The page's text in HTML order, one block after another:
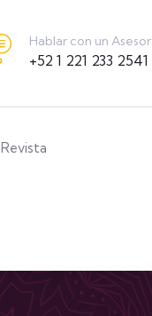
Hablar con un Asesor
+52 1 221 233 2541
Revista